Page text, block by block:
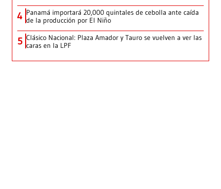
4 Panamá importará 20,000 quintales de cebolla ante caída
de la producción por El Niño
5 Clásico Nacional: Plaza Amador y Tauro se vuelven a ver las
caras en la LPF